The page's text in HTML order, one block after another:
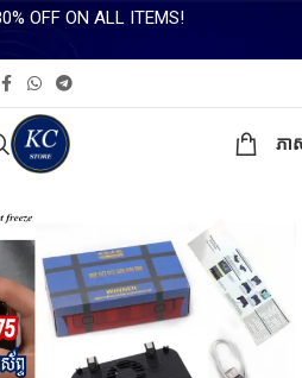
OFF ON ALL ITEMS!
ភា